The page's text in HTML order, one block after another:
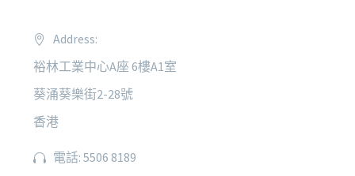
Address:
裕林工業中心A座 6樓A1室
葵涌葵樂街2-28號
香港
電話: 5506 8189